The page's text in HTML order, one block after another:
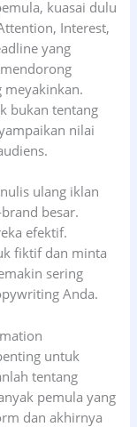
kuasai dulu
Interest,
yang
meyakinkan.
bukan tentang
nilai
ulang iklan
besar.
efektif.
fiktif dan minta
sering
Anda.
untuk
tentang
pemula yang
dan akhirnya